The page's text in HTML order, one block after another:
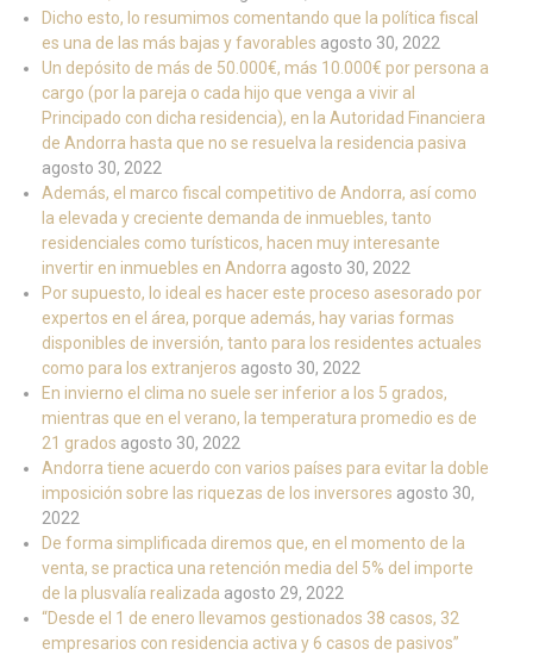
Dicho esto, lo resumimos comentando que la política fiscal
es una de las más bajas y favorables agosto 30, 2022
Un depósito de más de 50.000€, más 10.000€ por persona a
cargo (por la pareja o cada hijo que venga a vivir al
Principado con dicha residencia), en la Autoridad Financiera
de Andorra hasta que no se resuelva la residencia pasiva
agosto 30, 2022
Además, el marco fiscal competitivo de Andorra, así como
la elevada y creciente demanda de inmuebles, tanto
residenciales como turísticos, hacen muy interesante
invertir en inmuebles en Andorra agosto 30, 2022
Por supuesto, lo ideal es hacer este proceso asesorado por
expertos en el área, porque además, hay varias formas
disponibles de inversión, tanto para los residentes actuales
como para los extranjeros agosto 30, 2022
En invierno el clima no suele ser inferior a los 5 grados,
mientras que en el verano, la temperatura promedio es de
21 grados agosto 30, 2022
Andorra tiene acuerdo con varios países para evitar la doble
imposición sobre las riquezas de los inversores agosto 30,
2022
De forma simplificada diremos que, en el momento de la
venta, se practica una retención media del 5% del importe
de la plusvalía realizada agosto 29, 2022
“Desde el 1 de enero llevamos gestionados 38 casos, 32
empresarios con residencia activa y 6 casos de pasivos”